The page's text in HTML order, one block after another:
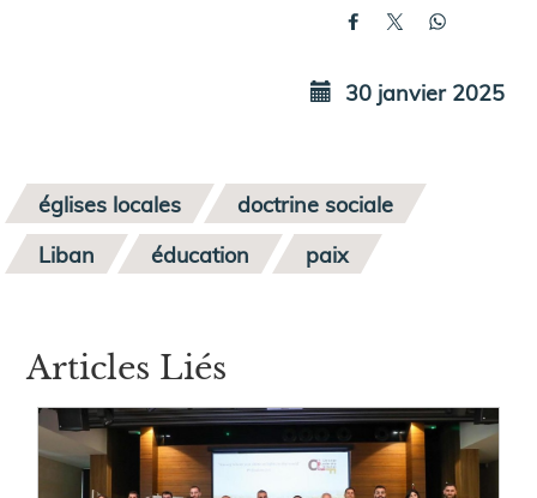
30 janvier 2025
églises locales
doctrine sociale
Liban
éducation paix
Articles Liés